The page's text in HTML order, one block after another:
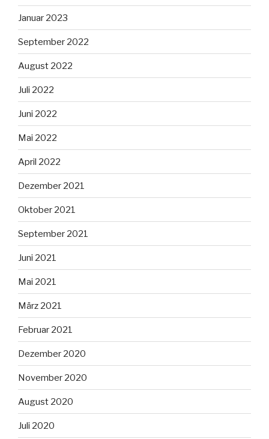
Januar 2023
September 2022
August 2022
Juli 2022
Juni 2022
Mai 2022
April 2022
Dezember 2021
Oktober 2021
September 2021
Juni 2021
Mai 2021
März 2021
Februar 2021
Dezember 2020
November 2020
August 2020
Juli 2020